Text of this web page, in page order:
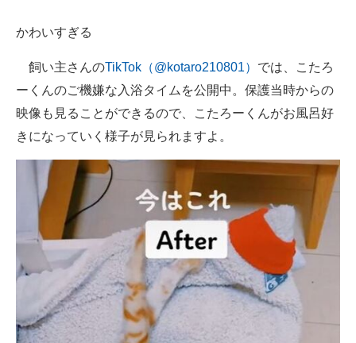
かわいすぎる
飼い主さんのTikTok（@kotaro210801） では、こたろ
ーくんのご機嫌な入浴タイムを公開中。保護当時からの
映像も見ることができるので、こたろーくんがお風呂好
きになっていく様子が見られますよ。